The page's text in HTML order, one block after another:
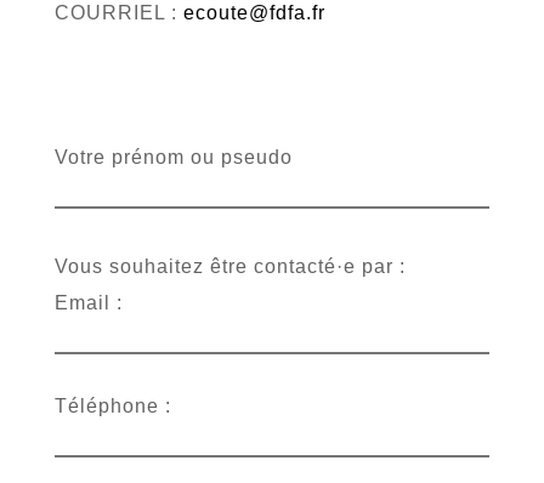
COURRIEL : ecoute@fdfa.fr
Votre prénom ou pseudo
Vous souhaitez être contacté·e par :
Email :
Téléphone :